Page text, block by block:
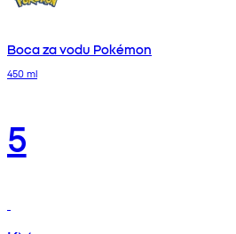
Boca za vodu Pokémon
450 ml
5